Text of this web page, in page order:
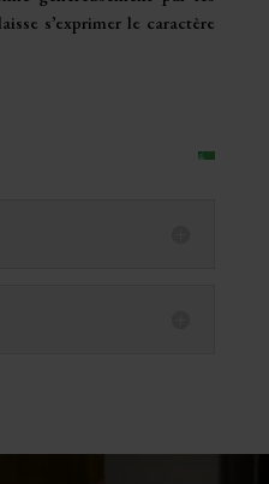
s’exprimer le caractère